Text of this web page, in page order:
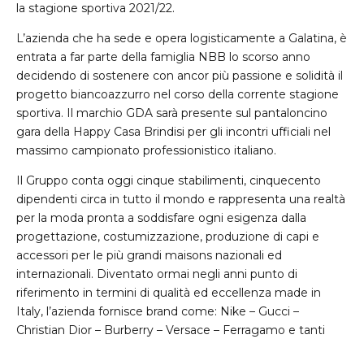
la stagione sportiva 2021/22.
L’azienda che ha sede e opera logisticamente a Galatina, è
entrata a far parte della famiglia NBB lo scorso anno
decidendo di sostenere con ancor più passione e solidità il
progetto biancoazzurro nel corso della corrente stagione
sportiva. Il marchio GDA sarà presente sul pantaloncino
gara della Happy Casa Brindisi per gli incontri ufficiali nel
massimo campionato professionistico italiano.
Il Gruppo conta oggi cinque stabilimenti, cinquecento
dipendenti circa in tutto il mondo e rappresenta una realtà
per la moda pronta a soddisfare ogni esigenza dalla
progettazione, costumizzazione, produzione di capi e
accessori per le più grandi maisons nazionali ed
internazionali. Diventato ormai negli anni punto di
riferimento in termini di qualità ed eccellenza made in
Italy, l’azienda fornisce brand come: Nike – Gucci –
Christian Dior – Burberry – Versace – Ferragamo e tanti